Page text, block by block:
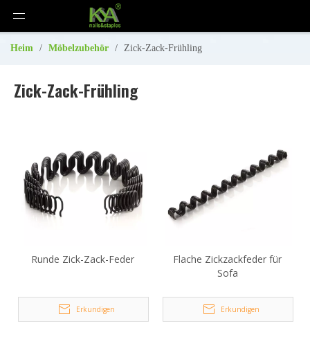
Heim / Möbelzubehör / Zick-Zack-Frühling
Zick-Zack-Frühling
Runde Zick-Zack-Feder
Erkundigen
Flache Zickzackfeder für
Sofa
Erkundigen